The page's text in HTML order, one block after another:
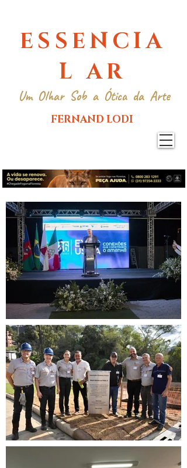
ESSENCIA
L AR
Um Olhar Sob a Ótica da Arte
FERNAND LODI